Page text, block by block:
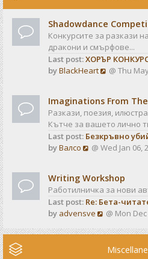
o
s
t
e
l
a
t
e
p
o
s
t
Shadowdance
Конкурсите за разкази
дракони и смърфове...
Last post:ХОРЪР
byBlackHeart
V
w
t
h
e
l
e
s
t
p
o
t
@ Thu
Imaginations From
Разкази, поезия,
Кътче за вашето лично
Last post: Безкръвно
byВалсо
V
w
t
h
e
l
@ Wed Jan 06,
Writing Workshop
Работилничка за нови
Last post: Re: Бета-
by advensve
V
e
w
@ Mon